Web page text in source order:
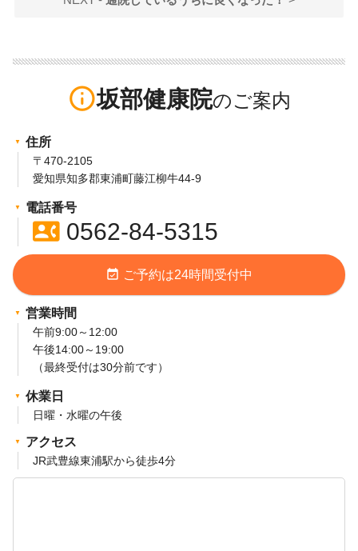
info_outline坂部健康院
住所
〒470-2105
愛知県知多郡東浦町藤江柳牛44-9
電話番号
contact_phone0562-84-5315
event_available ご予約は24時間受付中
営業時間
午前9:00～12:00
午後14:00～19:00
（最終受付は30分前です）
休業日
日曜・水曜の午後
アクセス
JR武豊線東浦駅から徒歩4分